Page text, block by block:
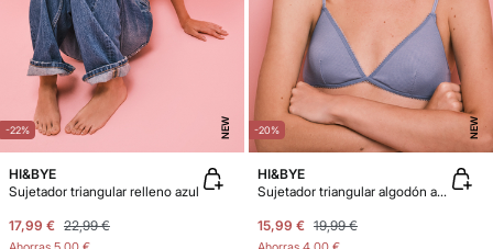
-22% NEW
HI&BYE
Sujetador triangular relleno azul
17,99 € 22,99 €
-20% NEW
HI&BYE
Sujetador triangular algodón azul
15,99 € 19,99 €